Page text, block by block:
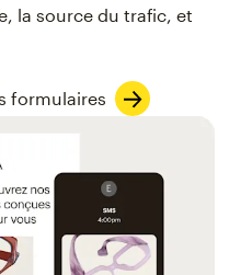
la source du trafic, et
formulaires